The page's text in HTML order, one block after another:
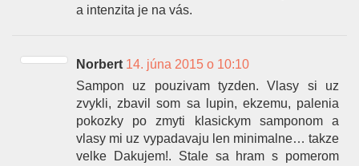
a intenzita je na vás.
Norbert 14. júna 2015 o 10:10
Sampon uz pouzivam tyzden. Vlasy si uz
zvykli, zbavil som sa lupin, ekzemu, palenia
pokozky po zmyti klasickym samponom a
vlasy mi uz vypadavaju len minimalne… takze
velke Dakujem!. Stale sa hram s pomerom